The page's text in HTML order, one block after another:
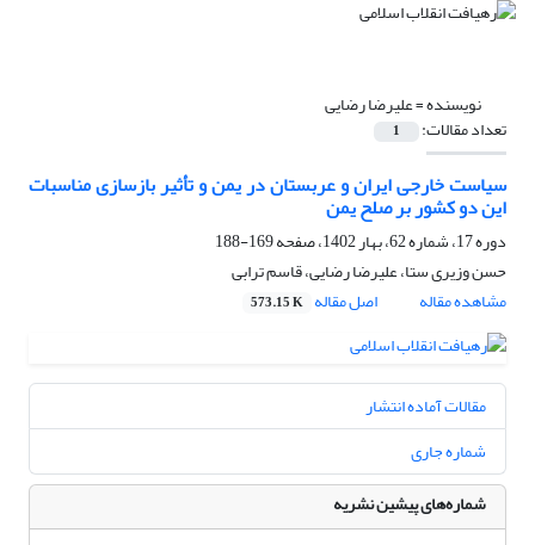
نویسنده =علیرضا رضایی
تعداد مقالات: 1
سیاست خارجی ایران و عربستان در یمن و تأثیر بازسازی مناسبات
این دو کشور بر صلح یمن
دوره 17، شماره 62، بهار 1402، صفحه
169-188
حسن وزیری ستا، علیرضا رضایی، قاسم ترابی
مشاهده مقاله
اصل مقاله 573.15 K
مقالات آماده انتشار
شماره جاری
شماره‌های پیشین نشریه